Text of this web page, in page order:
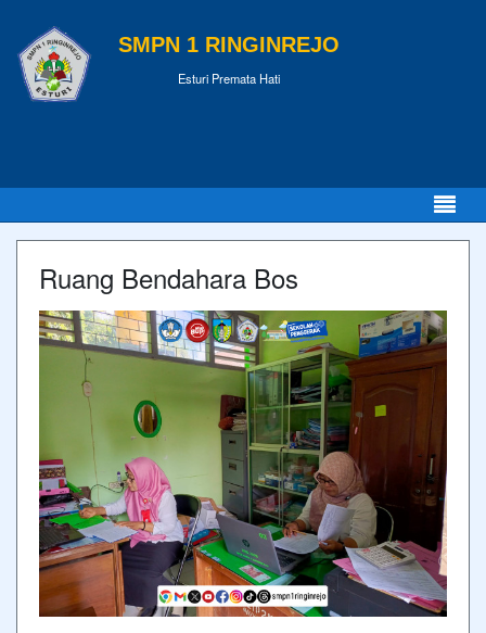
SMPN 1 RINGINREJO
Esturi Premata Hati
Ruang Bendahara Bos